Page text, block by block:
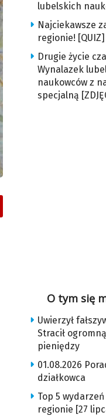
lubelskich
Najciekawsze
regionie! [QUIZ]
Drugie życie
Wynalazek
naukowców z
specjalną
O tym się
Uwierzył
Stracił
pieniędzy
01.08.2026
działkowca
Top 5
regionie [27